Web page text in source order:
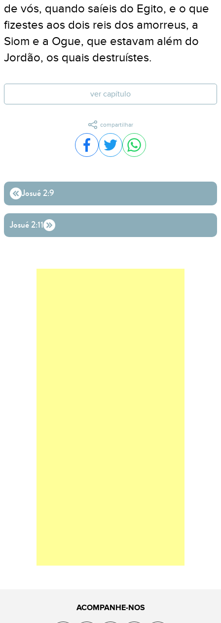
de vós, quando saíeis do Egito, e o que
fizestes aos dois reis dos amorreus, a
Siom e a Ogue, que estavam além do
Jordão, os quais destruístes.
ver capítulo
compartilhar
Compartilhar no Facebook
Compartilhar no Twitter
Compartilhar no
Josué 2:9
Josué 2:11
ACOMPANHE-NOS